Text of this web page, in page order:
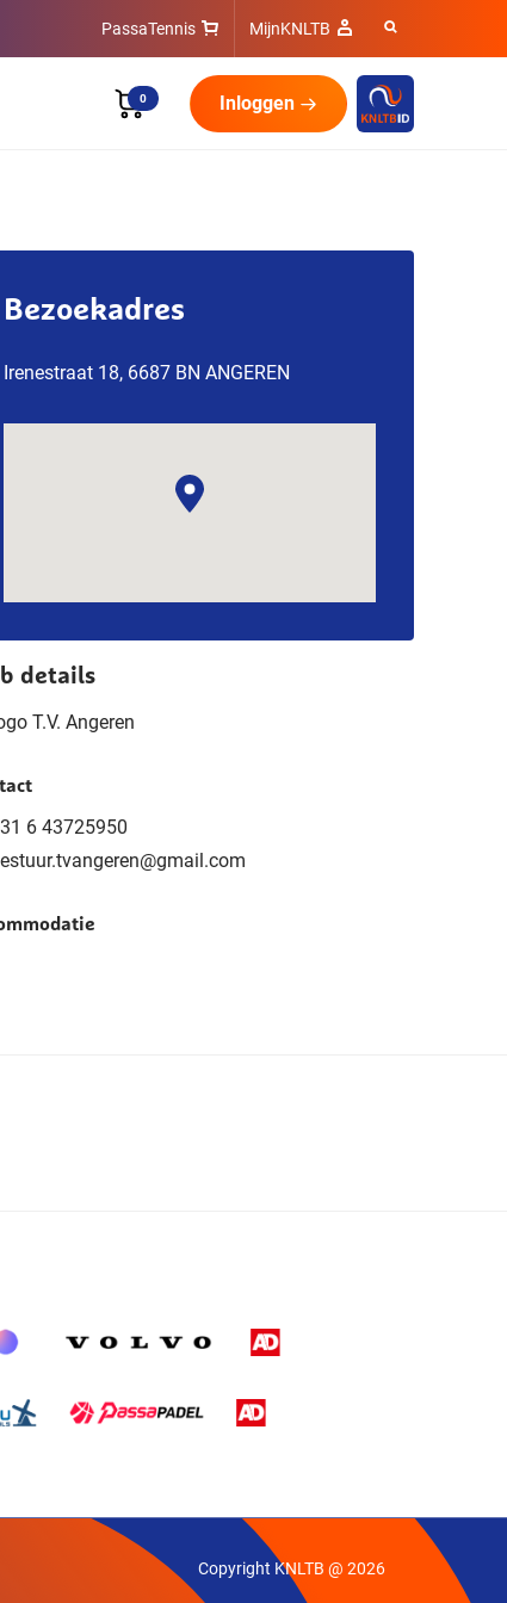
PassaTennis MijnKNLTB
0 Inloggen
Bezoekadres
Irenestraat 18, 6687 BN ANGEREN
details
6 43725950
Copyright KNLTB @ 2026